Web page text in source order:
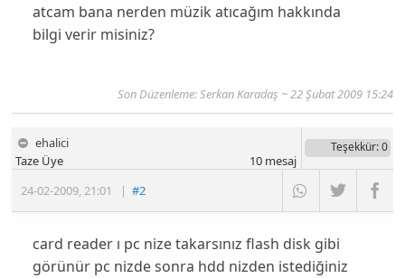
atcam bana nerden müzik atıcağım hakkında
bilgi verir misiniz?
Son Düzenleme: Serkan Karadaş ~ 22 Şubat 2009 15:24
ehalici
24-02-2009,21:01 |#2
Taze Üye
Teşekkür: 0
10mesaj
card reader ı pc nize takarsınız flash disk gibi
görünür pc nizde sonra hdd nizden istediğiniz